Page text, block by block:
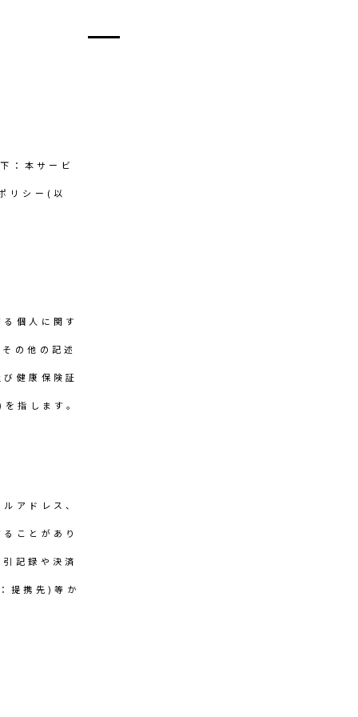
：本サービ
リシー(以
個人に関す
の他の記述
健康保険証
指します。
アドレス、
ことがあり
記録や決済
提携先)等か